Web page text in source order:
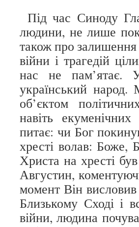
Під час Синоду
людини, не лише
також про залишення
війни і трагедій
нас не пам’ятає.
український
об’єктом
навіть
питає: чи Бог
хресті волав:
Христа на хресті
Августин,
момент Він
Близькому Сході і
війни, людина